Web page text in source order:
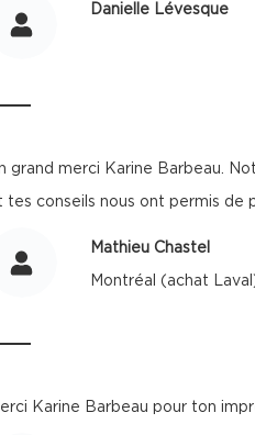
Danielle Lévesque
grand merci Karine Barbeau.
tes conseils nous ont permis de
Mathieu Chastel
Montréal (achat
Karine Barbeau pour ton